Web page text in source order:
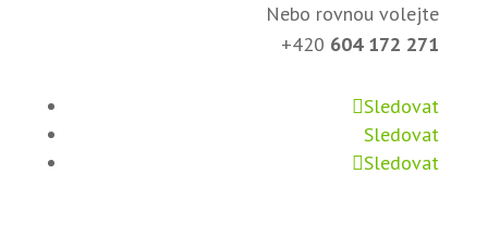
Nebo rovnou volejte
+420 604 172 271
Sledovat
Sledovat
Sledovat